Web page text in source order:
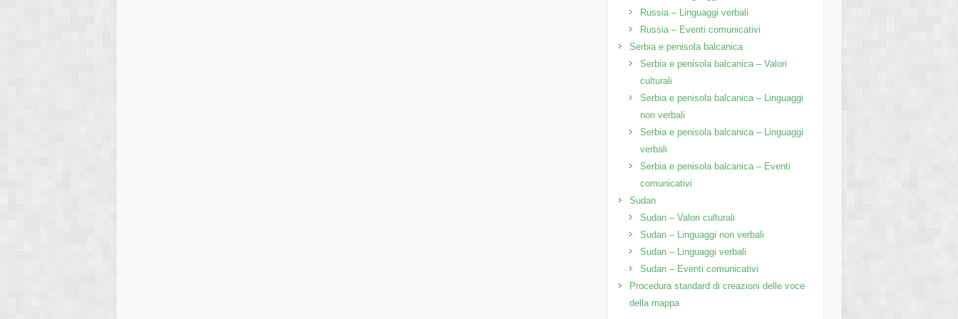
Russia – Linguaggi verbali
Russia – Eventi comunicativi
Serbia e penisola balcanica
Serbia e penisola balcanica – Valori
culturali
Serbia e penisola balcanica – Linguaggi
non verbali
Serbia e penisola balcanica – Linguaggi
verbali
Serbia e penisola balcanica – Eventi
comunicativi
Sudan
Sudan – Valori culturali
Sudan – Linguaggi non verbali
Sudan – Linguaggi verbali
Sudan – Eventi comunicativi
Procedura standard di creazioni delle voce
della mappa